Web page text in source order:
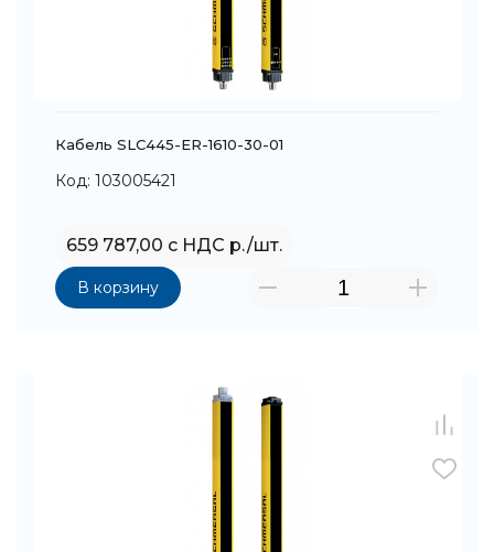
Кабель SLC445-ER-1610-30-01
Код: 103005421
659 787,00 с НДС р./шт.
В корзину